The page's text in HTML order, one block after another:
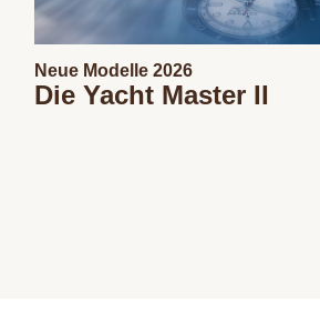
Neue Modelle 2026
Die Yacht Master II